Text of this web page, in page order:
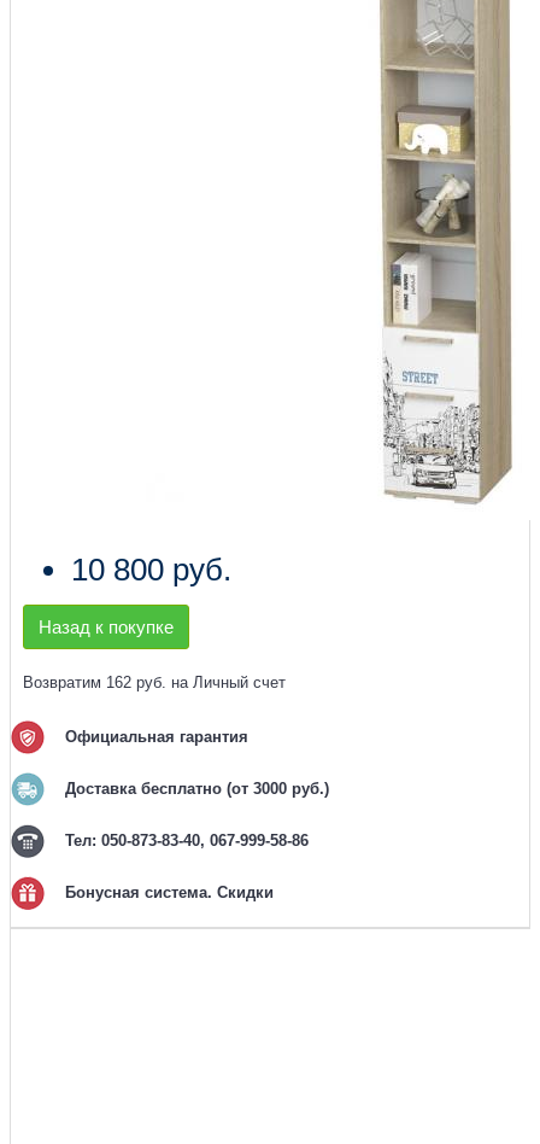
10 800 руб.
Назад к покупке
Возвратим 162 руб. на Личный счет
Официальная гарантия
Доставка бесплатно (от 3000 руб.)
Тел: 050-873-83-40, 067-999-58-86
Бонусная система. Скидки